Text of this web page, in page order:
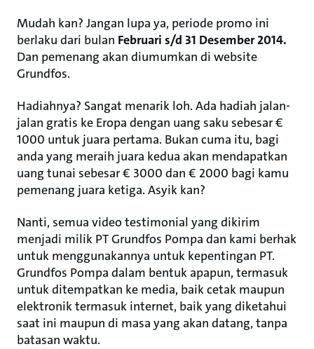
Mudah kan? Jangan lupa ya, periode promo ini
berlaku dari bulan Februari s/d 31 Desember 2014.
Dan pemenang akan diumumkan di website
Grundfos.
Hadiahnya? Sangat menarik loh. Ada hadiah jalan-
jalan gratis ke Eropa dengan uang saku sebesar €
1000 untuk juara pertama. Bukan cuma itu, bagi
anda yang meraih juara kedua akan mendapatkan
uang tunai sebesar € 3000 dan € 2000 bagi kamu
pemenang juara ketiga. Asyik kan?
Nanti, semua video testimonial yang dikirim
menjadi milik PT Grundfos Pompa dan kami berhak
untuk menggunakannya untuk kepentingan PT.
Grundfos Pompa dalam bentuk apapun, termasuk
untuk ditempatkan ke media, baik cetak maupun
elektronik termasuk internet, baik yang diketahui
saat ini maupun di masa yang akan datang, tanpa
batasan waktu.